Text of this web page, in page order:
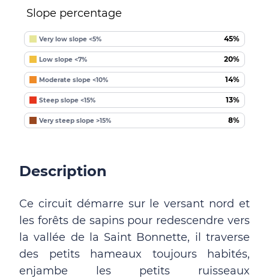
Slope percentage
Very low slope <5% 45%
Low slope <7% 20%
Moderate slope <10% 14%
Steep slope <15% 13%
Very steep slope >15% 8%
Description
Ce circuit démarre sur le versant nord et
les forêts de sapins pour redescendre vers
la vallée de la Saint Bonnette, il traverse
des petits hameaux toujours habités,
enjambe les petits ruisseaux